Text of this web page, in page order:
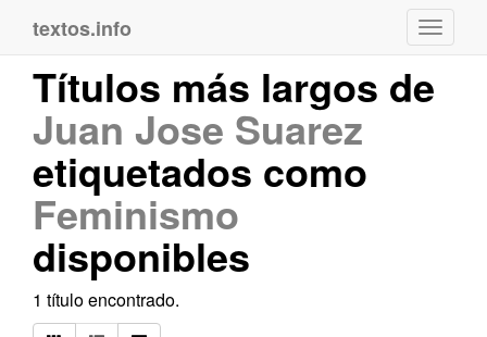
textos.info
Títulos más largos de
Juan Jose Suarez
etiquetados como
Feminismo
disponibles
1 título encontrado.